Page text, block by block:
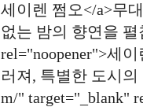
세이렌 쩜오</a>무
없는 밤의 향연을 펼
rel="noopener">세
러져, 특별한 도시의
m/" target="_blank"